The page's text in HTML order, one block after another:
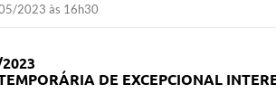
2023 às 16h30
DE EXCEPCIONAL